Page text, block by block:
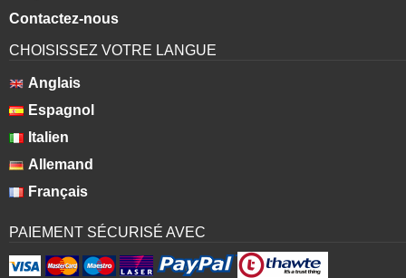
Contactez-nous
CHOISISSEZ VOTRE LANGUE
Anglais
Espagnol
Italien
Allemand
Français
PAIEMENT SÉCURISÉ AVEC